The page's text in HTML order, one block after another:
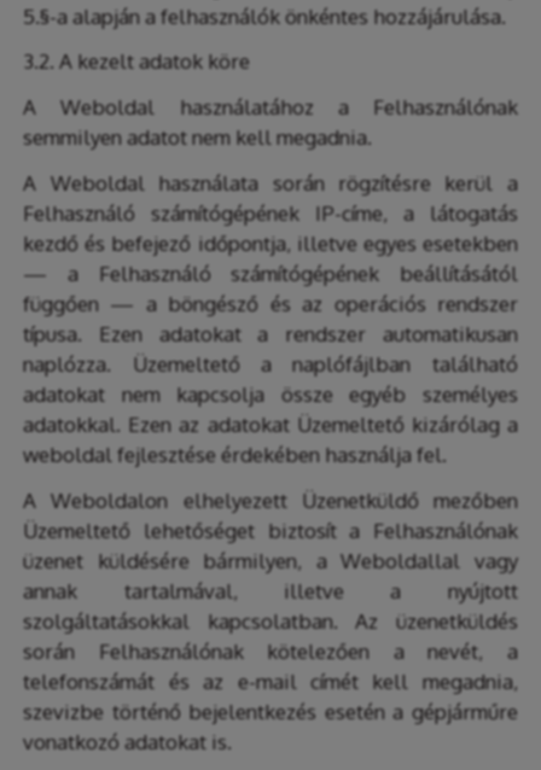
5.§-a alapján a felhasználók önkéntes hozzájárulása.
3.2. A kezelt adatok köre
A Weboldal használatához a Felhasználónak
semmilyen adatot nem kell megadnia.
A Weboldal használata során rögzítésre kerül a
Felhasználó számítógépének IP-címe, a látogatás
kezdő és befejező időpontja, illetve egyes esetekben
— a Felhasználó számítógépének beállításától
függően — a böngésző és az operációs rendszer
típusa. Ezen adatokat a rendszer automatikusan
naplózza. Üzemeltető a naplófájlban található
adatokat nem kapcsolja össze egyéb személyes
adatokkal. Ezen az adatokat Üzemeltető kizárólag a
weboldal fejlesztése érdekében használja fel.
A Weboldalon elhelyezett Üzenetküldő mezőben
Üzemeltető lehetőséget biztosít a Felhasználónak
üzenet küldésére bármilyen, a Weboldallal vagy
annak tartalmával, illetve a nyújtott
szolgáltatásokkal kapcsolatban. Az üzenetküldés
során Felhasználónak kötelezően a nevét, a
telefonszámát és az e-mail címét kell megadnia,
szevizbe történő bejelentkezés esetén a gépjárműre
vonatkozó adatokat is.